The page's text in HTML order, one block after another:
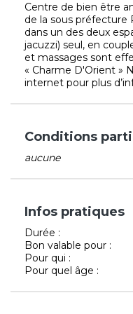
Centre de bien être
de la sous préfecture
dans un des deux
jacuzzi) seul, en
et massages sont
« Charme D'Orient »
internet pour plus
Conditions
aucune
Infos pratiques
Durée :
Bon valable pour :
Pour qui :
Pour quel âge :